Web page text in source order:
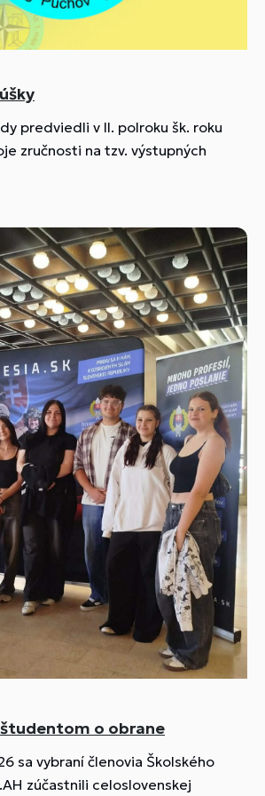
predviedli v ll. polroku šk. roku
zručnosti na tzv. výstupných
o obrane
sa vybraní členovia Školského
zúčastnili celoslovenskej